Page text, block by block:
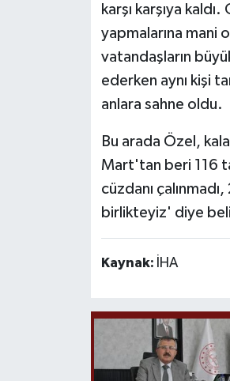
karşı karşıya
yapmalarına mani
vatandaşların
ederken aynı kişi
anlara sahne oldu.
Bu arada Özel,
Mart'tan beri 116
cüzdanı
birlikteyiz' diye
Kaynak: İHA